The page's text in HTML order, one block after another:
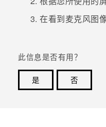
在看到麦克风图
此信息是否有用？
是
否